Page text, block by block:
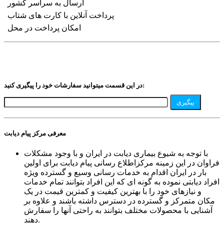
ارسال به سراسر کشور
پرداخت آنلاین با کارت های شتاب
امکان پرداخت در محل
در این قسمت میتوانید سفارشات خود را پیگیری کنید:
پیگیری
با توجه به شیوع بیماری دیابت در ایران و با وجود مشکلات
فراوان در این زمینه مرکزاطلاع رسانی پیام دیابت برای اولین
بار در ایران اقدام به خدمات رسانی وسیع و گسترده ویژه
افراد دیابتی نموده به گونه ای که این افراد بتوانند تمام خدمات
و نیازهای خود را با بهترین کیفیت و کمترین قیمت در یک
مکان متمرکز و گسترده در دسترس داشته باشند و علاوه بر
آشنایی با محصولات مختلف بتوانند به راحتی آنها را سفارش
دهند.